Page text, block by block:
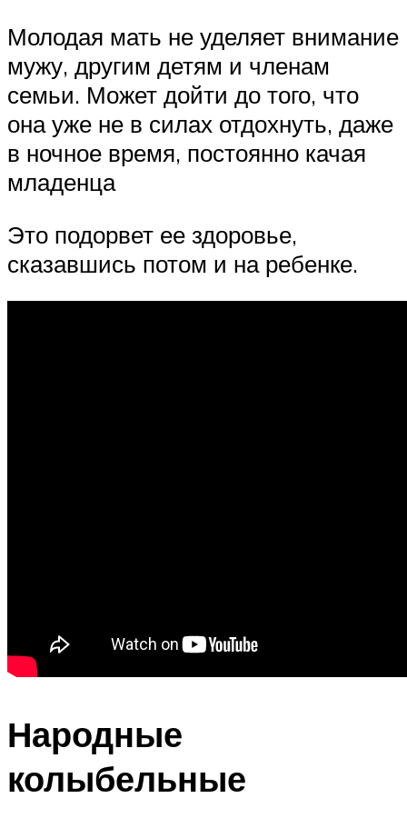
Молодая мать не уделяет внимание
мужу, другим детям и членам
семьи. Может дойти до того, что
она уже не в силах отдохнуть, даже
в ночное время, постоянно качая
младенца
Это подорвет ее здоровье,
сказавшись потом и на ребенке.
Народные
колыбельные